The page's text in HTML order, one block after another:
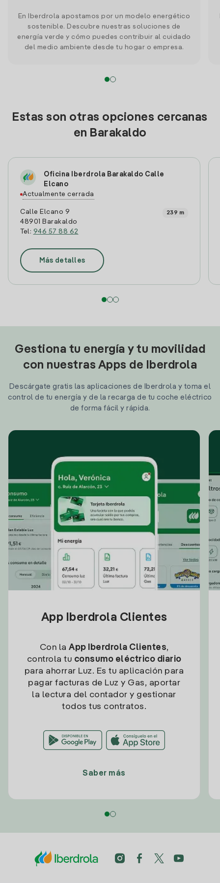
En Iberdrola apostamos por un modelo energético
sostenible. Descubre nuestras soluciones de
energía verde y cómo puedes contribuir al cuidado
del medio ambiente desde tu hogar o empresa.
Estas son otras opciones cercanas
en Barakaldo
Oficina Iberdrola Barakaldo Calle
Elcano
Actualmente cerrada
Calle Elcano 9
48901 Barakaldo
Tel: 946 57 88 62
239 m
Más detalles
Gestiona tu energía y tu movilidad
con nuestras Apps de Iberdrola
Descárgate gratis las aplicaciones de Iberdrola y toma el
control de tu energía y de la recarga de tu coche eléctrico
de forma fácil y rápida.
App Iberdrola Clientes
Con la App Iberdrola Clientes,
controla tu consumo eléctrico diario
para ahorrar Luz. Es tu aplicación para
pagar facturas de Luz y Gas, aportar
la lectura del contador y gestionar
todos tus contratos.
Saber más